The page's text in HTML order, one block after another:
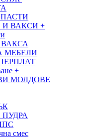
И ВАКСИ +
МЕБЕЛИ
+
МОЛДОВЕ
смес